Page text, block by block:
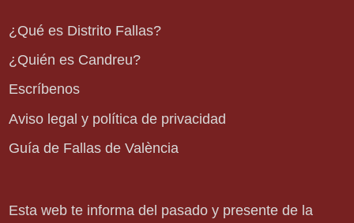
¿Qué es Distrito Fallas?
¿Quién es Candreu?
Escríbenos
Aviso legal y política de privacidad
Guía de Fallas de València
Esta web te informa del pasado y presente de la